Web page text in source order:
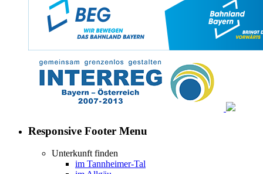
Responsive Footer Menu
Unterkunft finden
im Tannheimer-Tal